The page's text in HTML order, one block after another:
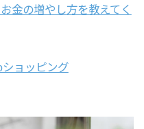
金の増やし方を教えてく
ショッピング